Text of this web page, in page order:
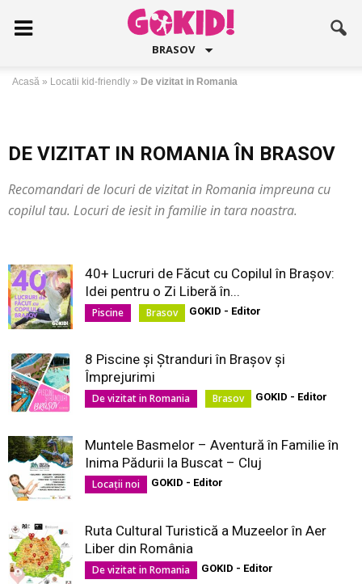
BRASOV
Acasă » Locatii kid-friendly » De vizitat in Romania
DE VIZITAT IN ROMANIA ÎN BRASOV
Recomandari de locuri de vizitat in Romania impreuna cu
copilul tau. Locuri de iesit in familie in tara noastra.
40+ Lucruri de Făcut cu Copilul în Brașov:
Idei pentru o Zi Liberă în...
Piscine Brasov GOKID - Editor
8 Piscine și Ștranduri în Brașov și
Împrejurimi
De vizitat in Romania Brasov GOKID - Editor
Muntele Basmelor – Aventură în Familie în
Inima Pădurii la Buscat – Cluj
Locaţii noi GOKID - Editor
Ruta Cultural Turistică a Muzeelor în Aer
Liber din România
De vizitat in Romania GOKID - Editor